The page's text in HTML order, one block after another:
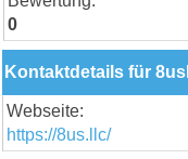
0
Kontaktdetails für
Webseite:
https://8us.llc/